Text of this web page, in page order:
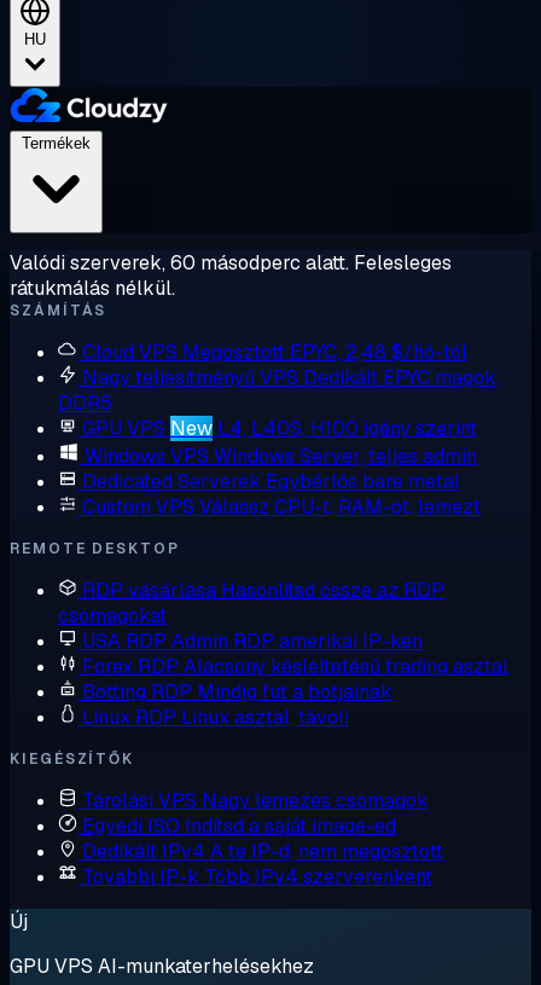
HU
Valódi szerverek, 60 másodperc alatt. Felesleges
rátukmálás nélkül.
SZÁMÍTÁS
Cloud VPS Megosztott EPYC, 2,48 $/hó-tól
Nagy teljesítményű VPS Dedikált EPYC magok,
DDR5
GPU VPS New L4, L40S, H100 igény szerint
Windows VPS Windows Server, teljes admin
Dedicated Serverek Egybérlős bare metal
Custom VPS Válassz CPU-t, RAM-ot, lemezt
REMOTE DESKTOP
RDP vásárlása Hasonlítsd össze az RDP
csomagokat
USA RDP Admin RDP amerikai IP-ken
Forex RDP Alacsony késleltetésű trading asztal
Botting RDP Mindig fut a botjainak
Linux RDP Linux asztal, távoli
KIEGÉSZÍTŐK
Tárolási VPS Nagy lemezes csomagok
Egyedi ISO Indítsd a saját image-ed
Dedikált IPv4 A te IP-d, nem megosztott
További IP-k Több IPv4 szerverenként
Új
GPU VPS AI-munkaterhelésekhez